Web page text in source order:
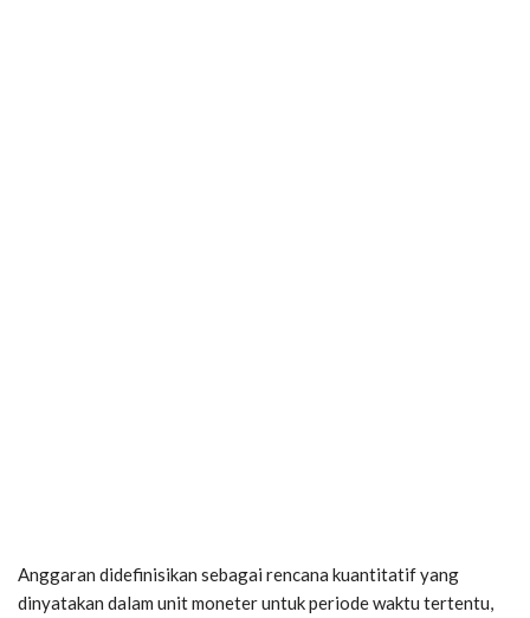
Anggaran didefinisikan sebagai rencana kuantitatif yang
dinyatakan dalam unit moneter untuk periode waktu tertentu,